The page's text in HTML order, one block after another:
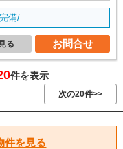
備/
お問合せ
る
件を表示
次の20件>>
件を見る